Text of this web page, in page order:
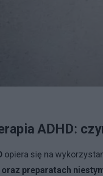
ADHD:
opiera się na
preparatach